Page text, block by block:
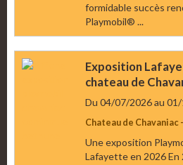
formidable succès
Playmobil® ...
Exposition
chateau de
Du 04/07/2026au
Chateau de
Une exposition
Lafayette en 2026 En